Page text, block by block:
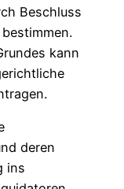
Beschluss
kann
deren
ins